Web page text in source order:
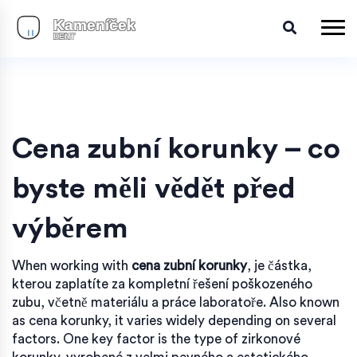
Cena zubní korunky – co
byste měli vědět před
výběrem
When working with cena zubní korunky, je částka,
kterou zaplatíte za kompletní řešení poškozeného
zubu, včetně materiálu a práce laboratoře. Also known
as cena korunky, it varies widely depending on several
factors. One key factor is the type of zirkonové